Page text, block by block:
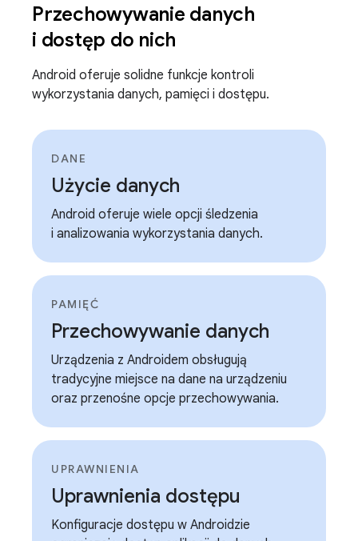
Przechowywanie danych
i dostęp do nich
Android oferuje solidne funkcje kontroli
wykorzystania danych, pamięci i dostępu.
DANE
Użycie danych
Android oferuje wiele opcji śledzenia
i analizowania wykorzystania danych.
PAMIĘĆ
Przechowywanie danych
Urządzenia z Androidem obsługują
tradycyjne miejsce na dane na urządzeniu
oraz przenośne opcje przechowywania.
UPRAWNIENIA
Uprawnienia dostępu
Konfiguracje dostępu w Androidzie